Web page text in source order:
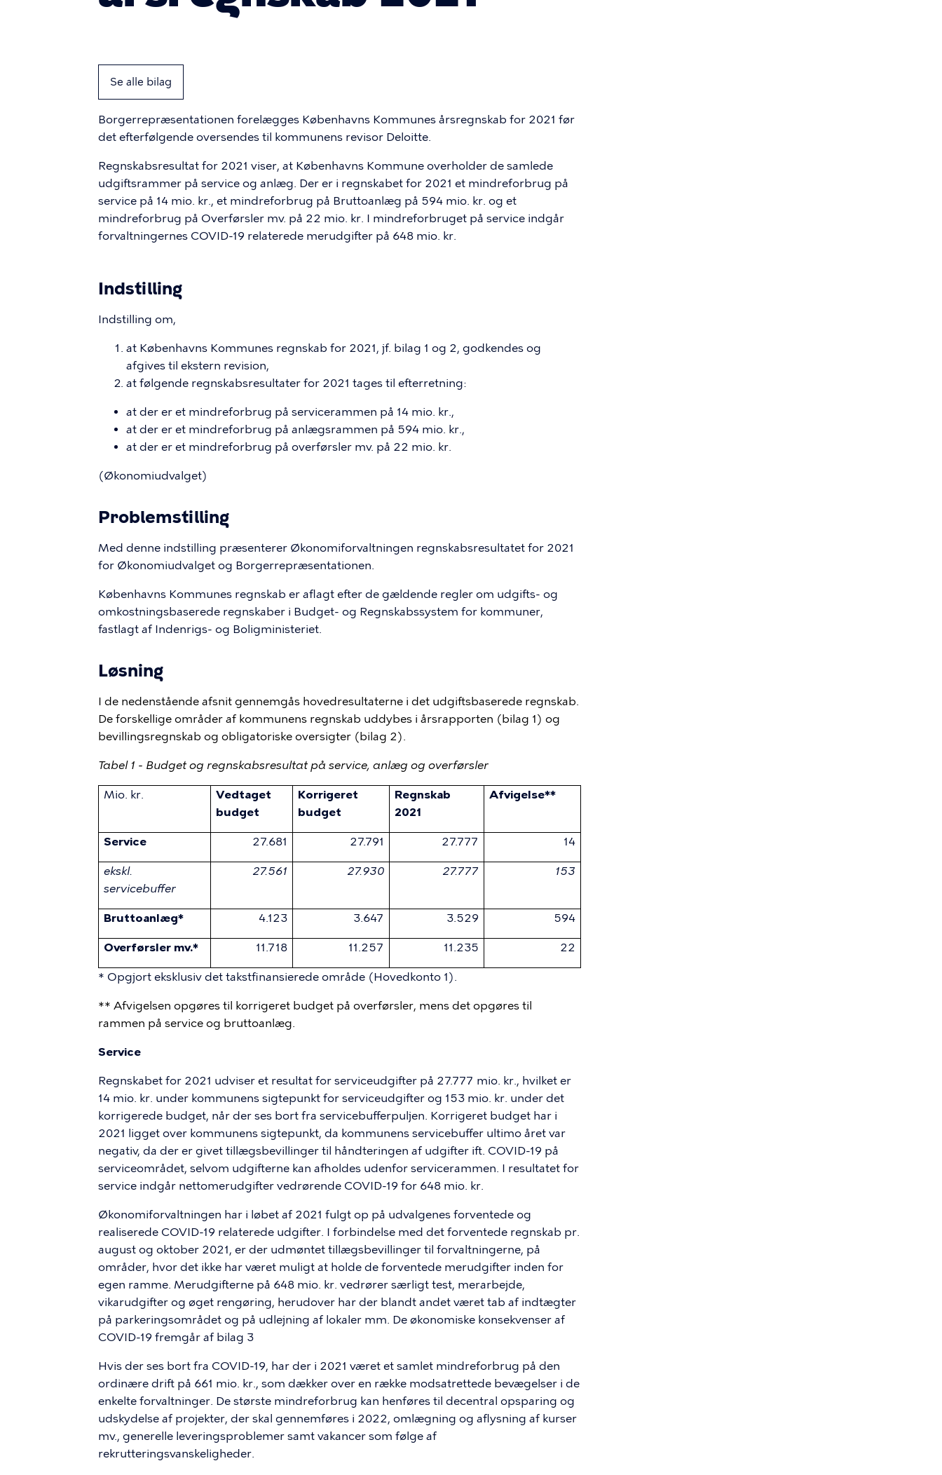
Se alle bilag
Borgerrepræsentationen forelægges Københavns Kommunes årsregnskab for 2021 før
det efterfølgende oversendes til kommunens revisor Deloitte.
Regnskabsresultat for 2021 viser, at Københavns Kommune overholder de samlede
udgiftsrammer på service og anlæg. Der er i regnskabet for 2021 et mindreforbrug på
service på 14 mio. kr., et mindreforbrug på Bruttoanlæg på 594 mio. kr. og et
mindreforbrug på Overførsler mv. på 22 mio. kr. I mindreforbruget på service indgår
forvaltningernes COVID-19 relaterede merudgifter på 648 mio. kr.
Indstilling
Indstilling om,
at Københavns Kommunes regnskab for 2021, jf. bilag 1 og 2, godkendes og
afgives til ekstern revision,
at følgende regnskabsresultater for 2021 tages til efterretning:
at der er et mindreforbrug på servicerammen på 14 mio. kr.,
at der er et mindreforbrug på anlægsrammen på 594 mio. kr.,
at der er et mindreforbrug på overførsler mv. på 22 mio. kr.
(Økonomiudvalget)
Problemstilling
Med denne indstilling præsenterer Økonomiforvaltningen regnskabsresultatet for 2021
for Økonomiudvalget og Borgerrepræsentationen.
Københavns Kommunes regnskab er aflagt efter de gældende regler om udgifts- og
omkostningsbaserede regnskaber i Budget- og Regnskabssystem for kommuner,
fastlagt af Indenrigs- og Boligministeriet.
Løsning
I de nedenstående afsnit gennemgås hovedresultaterne i det udgiftsbaserede regnskab.
De forskellige områder af kommunens regnskab uddybes i årsrapporten (bilag 1) og
bevillingsregnskab og obligatoriske oversigter (bilag 2).
Tabel 1 - Budget og regnskabsresultat på service, anlæg og overførsler
Mio. kr.
Vedtaget
budget
Korrigeret
budget
Regnskab
2021
Afvigelse**
Service 27.681 27.791 27.777 14
ekskl.
servicebuffer
27.561 27.930 27.777 153
Bruttoanlæg* 4.123 3.647 3.529 594
Overførsler mv.* 11.718 11.257 11.235 22
* Opgjort eksklusiv det takstfinansierede område (Hovedkonto 1).
** Afvigelsen opgøres til korrigeret budget på overførsler, mens det opgøres til
rammen på service og bruttoanlæg.
Service
Regnskabet for 2021 udviser et resultat for serviceudgifter på 27.777 mio. kr., hvilket er
14 mio. kr. under kommunens sigtepunkt for serviceudgifter og 153 mio. kr. under det
korrigerede budget, når der ses bort fra servicebufferpuljen. Korrigeret budget har i
2021 ligget over kommunens sigtepunkt, da kommunens servicebuffer ultimo året var
negativ, da der er givet tillægsbevillinger til håndteringen af udgifter ift. COVID-19 på
serviceområdet, selvom udgifterne kan afholdes udenfor servicerammen. I resultatet for
service indgår nettomerudgifter vedrørende COVID-19 for 648 mio. kr.
Økonomiforvaltningen har i løbet af 2021 fulgt op på udvalgenes forventede og
realiserede COVID-19 relaterede udgifter. I forbindelse med det forventede regnskab pr.
august og oktober 2021, er der udmøntet tillægsbevillinger til forvaltningerne, på
områder, hvor det ikke har været muligt at holde de forventede merudgifter inden for
egen ramme. Merudgifterne på 648 mio. kr. vedrører særligt test, merarbejde,
vikarudgifter og øget rengøring, herudover har der blandt andet været tab af indtægter
på parkeringsområdet og på udlejning af lokaler mm. De økonomiske konsekvenser af
COVID-19 fremgår af bilag 3
Hvis der ses bort fra COVID-19, har der i 2021 været et samlet mindreforbrug på den
ordinære drift på 661 mio. kr., som dækker over en række modsatrettede bevægelser i de
enkelte forvaltninger. De største mindreforbrug kan henføres til decentral opsparing og
udskydelse af projekter, der skal gennemføres i 2022, omlægning og aflysning af kurser
mv., generelle leveringsproblemer samt vakancer som følge af
rekrutteringsvanskeligheder.